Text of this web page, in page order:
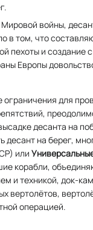
войны,
в том, что
пехоты и
Европы
для
десанта на
на берег,
или
корабли,
и техникой, док-
вертолётов,
операцией.